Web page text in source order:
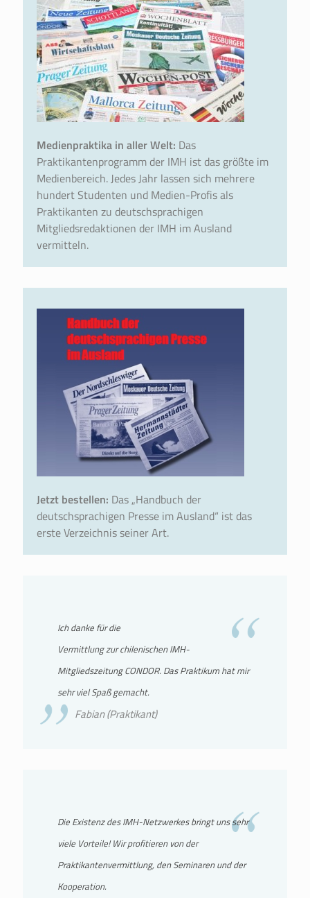
Medienpraktika in aller Welt: Das
Praktikantenprogramm der IMH ist das größte im
Medienbereich. Jedes Jahr lassen sich mehrere
hundert Studenten und Medien-Profis als
Praktikanten zu deutschsprachigen
Mitgliedsredaktionen der IMH im Ausland
vermitteln.
Jetzt bestellen: Das „Handbuch der
deutschsprachigen Presse im Ausland“ ist das
erste Verzeichnis seiner Art.
Ich danke für die
Vermittlung zur chilenischen IMH-
Mitgliedszeitung CONDOR. Das Praktikum hat mir
sehr viel Spaß gemacht.
Fabian (Praktikant)
Die Existenz des IMH-Netzwerkes bringt uns sehr
viele Vorteile! Wir profitieren von der
Praktikantenvermittlung, den Seminaren und der
Kooperation.